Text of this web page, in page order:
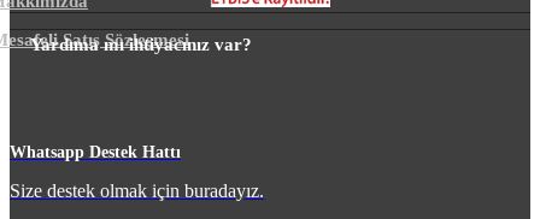
Satış Sözleşmesi
Yardıma mı ihtiyacınız var?
Whatsapp Destek Hattı
Size destek olmak için buradayız.